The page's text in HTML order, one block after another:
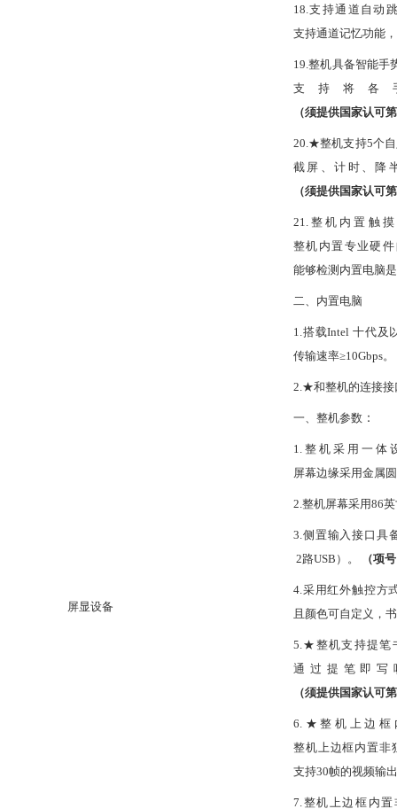
屏显设备
18.支持通道自动
支持通道记忆功能
19.整机具备智能手
支持将各
（须提供国家认可
20.★整机支持5个自
截屏、计时、降
（须提供国家认可
21.整机内置触
整机内置专业硬
能够检测内置电脑
二、内置电脑
1.搭载Intel 十代及
传输速率≥10Gbps。
2.★和整机的连接
一、 整机参数 ：
1.整机采用一体
屏幕边缘采用金属
2.整机屏幕采用86
3.侧置输入接口具
2路USB）。
（项号
4.采用红外触控方
且颜色可自定义，
5.★整机支持提笔
通过提笔即
（须提供国家认可
6.★整机上边框
整机上边框内置非
支持30帧的视频输
7.整机上边框内